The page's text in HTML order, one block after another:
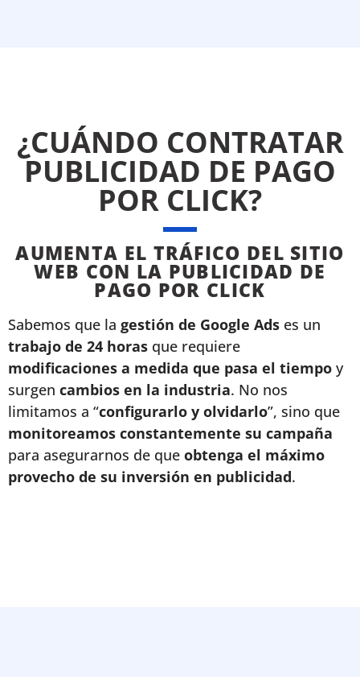
¿CUÁNDO CONTRATAR
PUBLICIDAD DE PAGO
POR CLICK?
AUMENTA EL TRÁFICO DEL SITIO
WEB CON LA PUBLICIDAD DE
PAGO POR CLICK
Sabemos que la gestión de Google Ads es un
trabajo de 24 horas que requiere
modificaciones a medida que pasa el tiempo y
surgen cambios en la industria. No nos
limitamos a “configurarlo y olvidarlo”, sino que
monitoreamos constantemente su campaña
para asegurarnos de que obtenga el máximo
provecho de su inversión en publicidad.